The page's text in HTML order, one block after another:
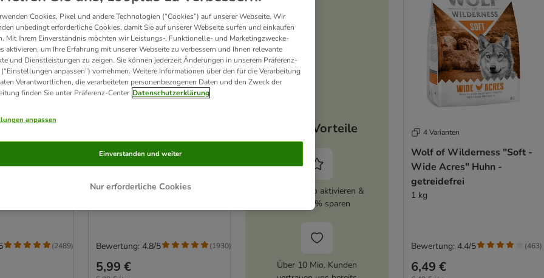
Adult
-
(2489)
Wolf of Wilderness Adult
"Sunny Glade" Hirsch -
getreidefrei
5,99 €
Bewertung: 4.8/5 (1930)
Deine Vorteile
zooplus Abo aktivieren &
immer 5% sparen
Über 10 Mio. Kunden
4 Varianten
Wolf of Wilderness "Soft -
Wide Acres" Huhn -
getreidefrei
1 kg
6,49 €
Bewertung: 4.4/5 (463)
Cookies, Pixel und andere Technologien (“Cookies”) auf unserer Webseite. Wir
unbedingt erforderliche Cookies, damit Sie auf unserer Webseite surfen und einkaufen
Mit Ihrem Einverständnis möchten wir Leistungs-, Funktionelle- und Marketingzwecke-
aktivieren, um Ihre Erfahrung mit unserer Webseite zu verbessern und Ihnen relevante
und Dienstleistungen zu zeigen. Sie können jederzeit Änderungen in unserem Präferenz-
anpassen”) vornehmen. Weitere Informationen über den für die Verarbeitung
Verantwortlichen, die verarbeiteten personenbezogenen Daten und den Zweck der
finden Sie unter Präferenz-Center Datenschutzerklärung
anpassen
Nur erforderliche Cookies
Einverstanden und weiter